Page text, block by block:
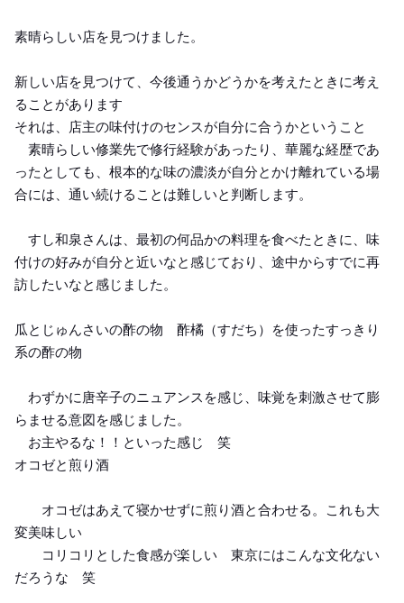
素晴らしい店を見つけました。
新しい店を見つけて、今後通うかどうかを考えたときに考え
ることがあります
それは、店主の味付けのセンスが自分に合うかということ
素晴らしい修業先で修行経験があったり、華麗な経歴であ
ったとしても、根本的な味の濃淡が自分とかけ離れている場
合には、通い続けることは難しいと判断します。
すし和泉さんは、最初の何品かの料理を食べたときに、味
付けの好みが自分と近いなと感じており、途中からすでに再
訪したいなと感じました。
瓜とじゅんさいの酢の物 酢橘（すだち）を使ったすっきり
系の酢の物
わずかに唐辛子のニュアンスを感じ、味覚を刺激させて膨
らませる意図を感じました。
お主やるな！！といった感じ 笑
オコゼと煎り酒
オコゼはあえて寝かせずに煎り酒と合わせる。これも大
変美味しい
コリコリとした食感が楽しい 東京にはこんな文化ない
だろうな 笑